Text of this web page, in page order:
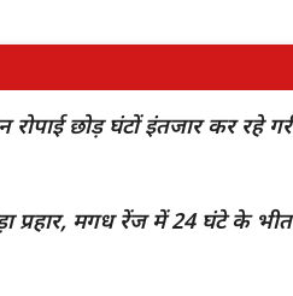
रोपाई छोड़ घंटों इंतजार कर रहे
प्रहार, मगध रेंज में 24 घंटे के